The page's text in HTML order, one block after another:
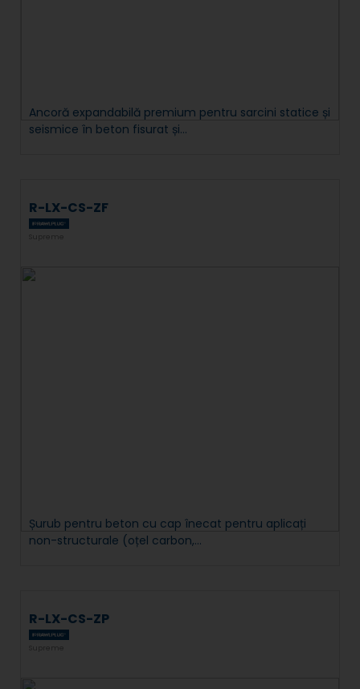
Ancoră expandabilă premium pentru sarcini statice și
seismice în beton fisurat și...
R-LX-CS-ZF
Supreme
Șurub pentru beton cu cap înecat pentru aplicați
non-structurale (oțel carbon,...
R-LX-CS-ZP
Supreme